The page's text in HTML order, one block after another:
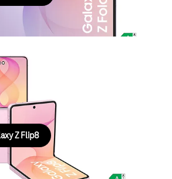
Z Flip8
auf starke Performance für einen
Z Flip8